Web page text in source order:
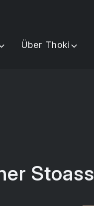
Über Thoki
Stoass